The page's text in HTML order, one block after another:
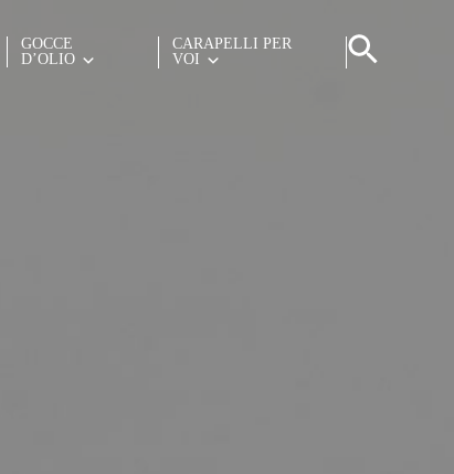
GOCCE
D’OLIO
CARAPELLI PER
VOI